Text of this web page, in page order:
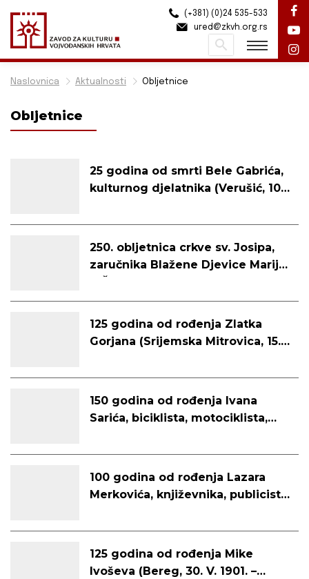
Naslovnica Aktualnosti Obljetnice
Obljetnice
25 godina od smrti Bele Gabrića,
kulturnog djelatnika (Verušić, 10.
250. obljetnica crkve sv. Josipa,
zaručnika Blažene Djevice Marije
125 godina od rođenja Zlatka
Gorjana (Srijemska Mitrovica, 15.
150 godina od rođenja Ivana
Sarića, biciklista, motociklista,
činovnika (Subotica, 27. 6. 1876. –
Subotica, 23. 8. 1966.)
100 godina od rođenja Lazara
Merkovića, književnika, publicista
1926. – Subotica, 30. 10. 2016.)
125 godina od rođenja Mike
Ivoševa (Bereg, 30. V. 1901. –
(+381) (0)24 535-533
ured@zkvh.org.rs
Pretraži